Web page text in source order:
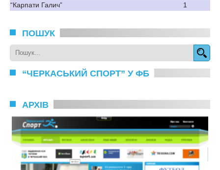
“Карпати Галич”
1
ПОШУК
“ЧЕРКАСЬКИЙ СПОРТ” У ФБ
АРХІВ